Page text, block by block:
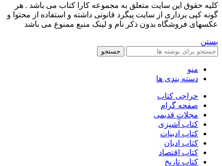
کليه حقوق اين سايت متعلق به مجموعه کارا کتاب می باشد . هر
گونه کپی برداری از سایت پیگرد قانونی داشته و استفاده از محتوا و
عکسهای فروشگاه بدون ذکر نام و لینک منبع ممنوع می باشد
بستن
جستجو
منو
دسته بندی ها
حراجی کتاب
صفحه گرام
مجلات قدیمی
کتاب آشپزی
کتاب ادبیات
کتاب ادیان
کتاب اقتصاد
کتاب تاریخ